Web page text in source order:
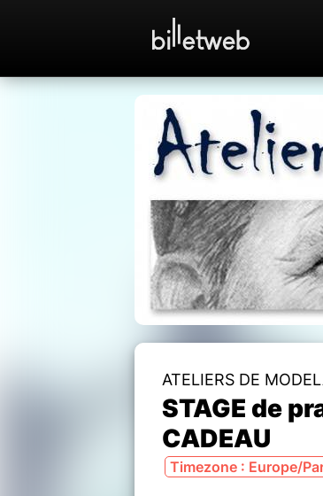
ATELIERS DE
STAGE de
CADEAU
Timezone : Europe/